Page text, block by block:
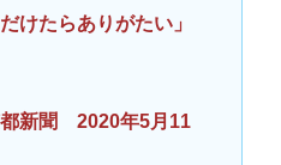
けたらありがたい」
都新聞 2020年5月11